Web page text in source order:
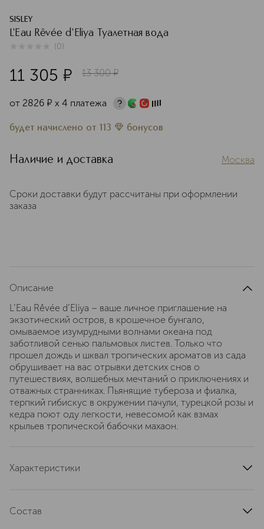
SISLEY
L'Eau Rêvée d'Eliya Туалетная вода
(0)
11 305 ¤ 13 300 ¤
от 2826 ¤ х 4 платежа
будет начислено от 113 бонусов
Наличие и доставка Москва
Сроки доставки будут рассчитаны при оформлении
заказа
Описание
L’Eau Rêvée d’Eliya – ваше личное приглашение на
экзотический остров, в крошечное бунгало,
омываемое изумрудными волнами океана под
заботливой сенью пальмовых листев. Только что
прошел дождь и шквал тропических ароматов из сада
обрушивает на вас отрывки детских снов о
путешествиях, волшебных мечтаний о приключениях и
отважных странниках. Пьянящие тубероза и фиалка,
терпкий гибискус в окружении пачули, турецкой розы и
кедра поют оду легкости, невесомой как взмах
крыльев тропической бабочки махаон.
Характеристики
ноты сердца
Состав